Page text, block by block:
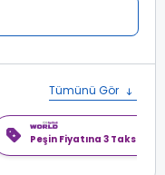
Tümünü Gör
Peşin Fiyatına 3 Taksit